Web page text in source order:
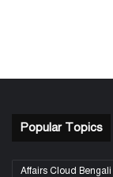
Popular Topics
Affairs Cloud